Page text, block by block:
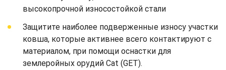
высокопрочной износостойкой стали
Защитите наиболее подверженные износу участки
ковша, которые активнее всего контактируют с
материалом, при помощи оснастки для
землеройных орудий Cat (GET).